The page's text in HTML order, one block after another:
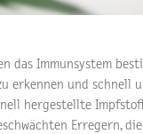
das Immunsystem
erkennen und schnell
hergestellte
Erregern,